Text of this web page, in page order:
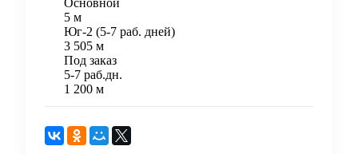
Основной
5 м
Юг-2 (5-7 раб. дней)
3 505 м
Под заказ
5-7 раб.дн.
1 200 м